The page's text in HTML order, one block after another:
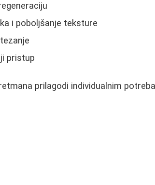
i poboljšanje teksture
pristup
prilagodi individualnim